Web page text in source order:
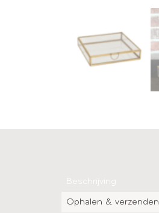
Beschrijving
Ophalen & verzenden